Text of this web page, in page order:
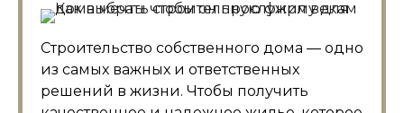
Строительство собственного дома — одно
из самых важных и ответственных
решений в жизни. Чтобы получить